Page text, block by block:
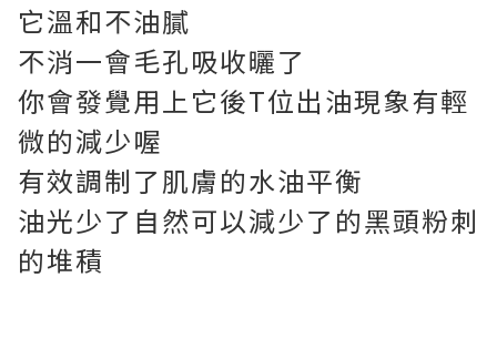
它溫和不油膩
不消一會毛孔吸收曬了
你會發覺用上它後T位出油現象有輕
微的減少喔
有效調制了肌膚的水油平衡
油光少了自然可以減少了的黑頭粉刺
的堆積